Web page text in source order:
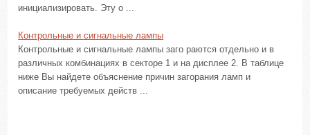
инициализировать. Эту о ...
Контрольные и сигнальные лампы
Контрольные и сигнальные лампы заго раются отдельно и в
различных комбинациях в секторе 1 и на дисплее 2. В таблице
ниже Вы найдете объяснение причин загорания ламп и
описание требуемых действ ...